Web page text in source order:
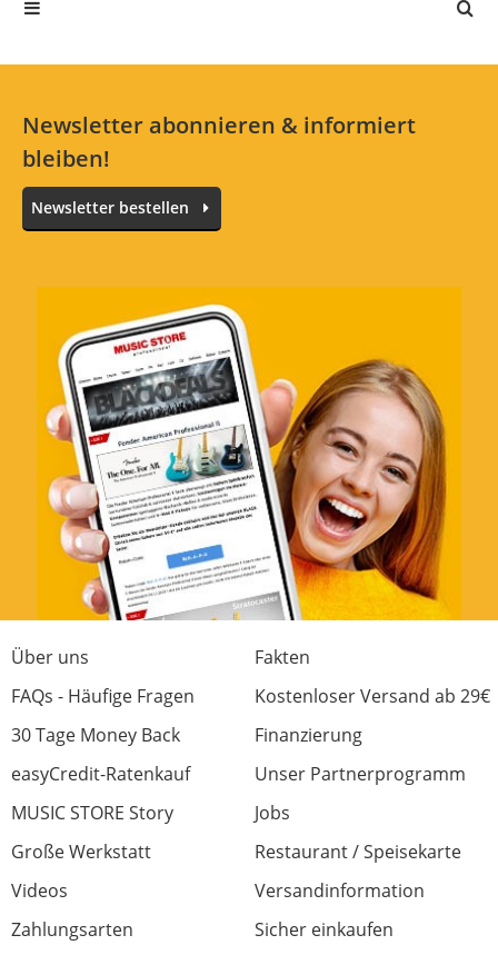
Newsletter abonnieren & informiert
bleiben!
Newsletter bestellen
Über uns
Fakten
FAQs - Häufige Fragen
Kostenloser Versand ab 29€
30 Tage Money Back
Finanzierung
easyCredit-Ratenkauf
Unser Partnerprogramm
MUSIC STORE Story
Jobs
Große Werkstatt
Restaurant / Speisekarte
Videos
Versandinformation
Zahlungsarten
Sicher einkaufen